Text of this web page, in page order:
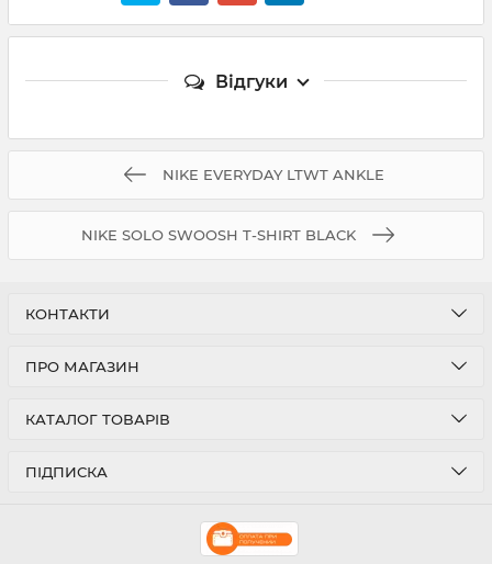
Відгуки
NIKE EVERYDAY LTWT ANKLE
NIKE SOLO SWOOSH T-SHIRT BLACK
КОНТАКТИ
ПРО МАГАЗИН
КАТАЛОГ ТОВАРІВ
ПІДПИСКА